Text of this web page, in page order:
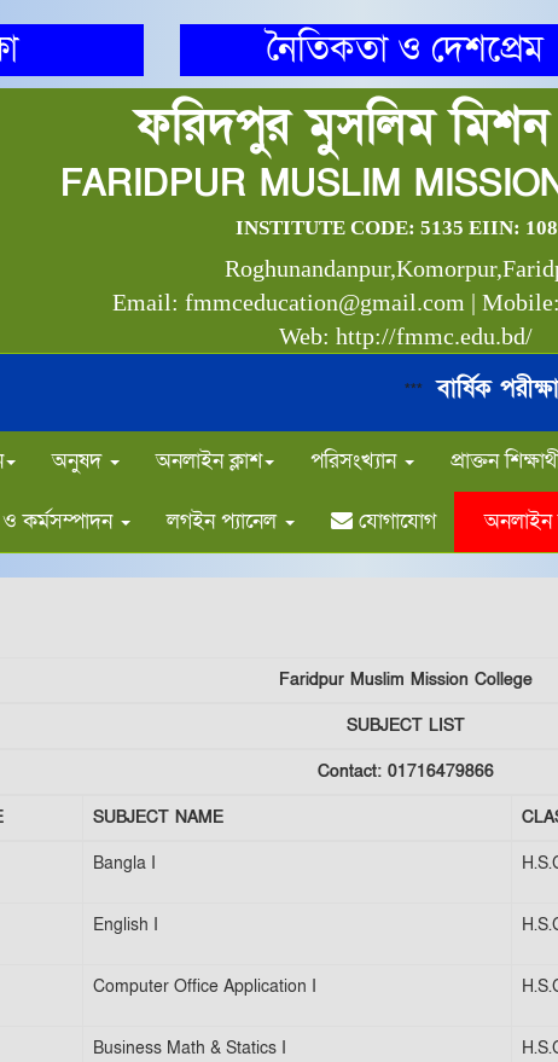
নৈতিকতা ও দেশপ্রেম
ফরিদপুর মুসলিম
FARIDPUR MUSLIM
INSTITUTE CODE: 5135 EIIN:
Email: fmmceducation@gmail.com |
Web: http://fmmc.edu.bd/
বার্ষিক
অনুষদ অনলাইন ক্লাশ পরিসংখ্যান প্রাক্তন
ও কর্মসম্পাদন লগইন প্যানেল যোগাযোগ অনলাইন
Faridpur Muslim Mission College
SUBJECT LIST
Contact: 01716479866
SUBJECT NAME
Bangla I
English I
Computer Office Application I
Business Math & Statics I